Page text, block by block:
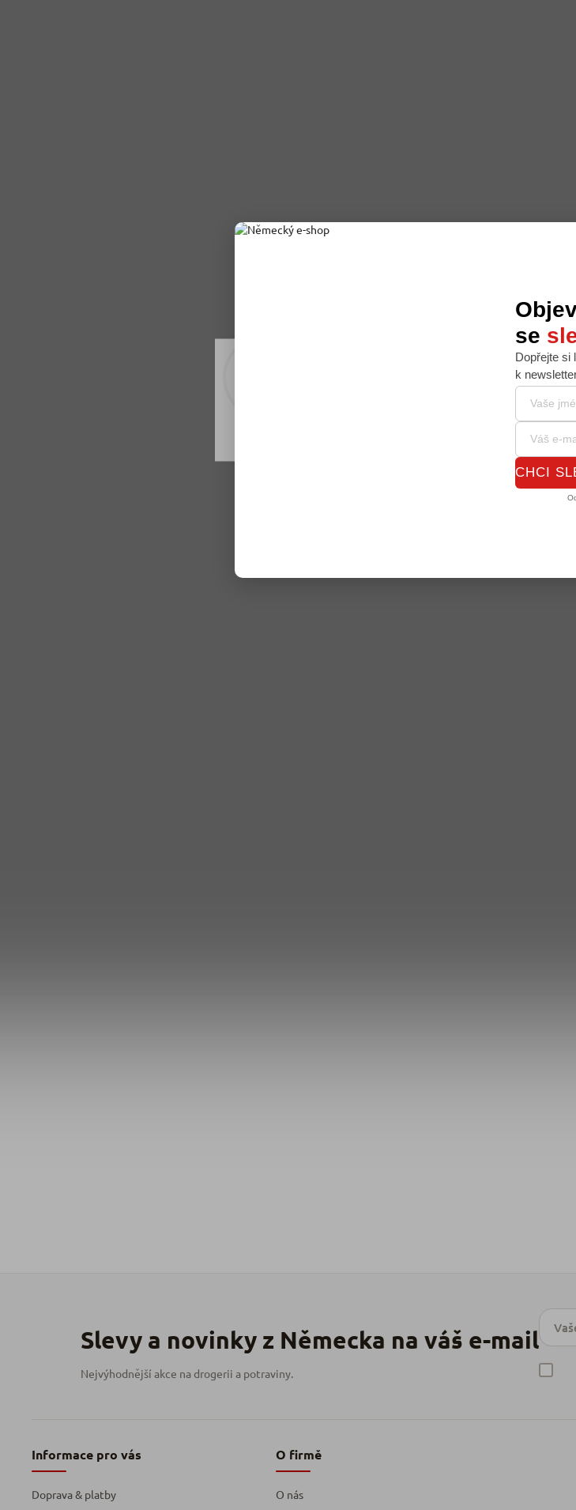
Rádi vám upravujeme nabídku na míru, ale abychom to
tomu soubory cookie. Používáním tohoto webu s tím
Informace pro vás
Doprava & platby
O firmě
O nás
se
Dopřejte si
k
CHCI